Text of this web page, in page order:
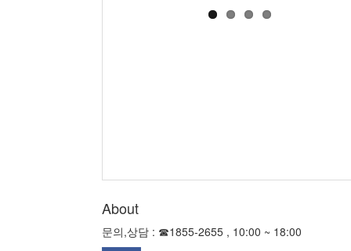
About
문의,상담 : ☎1855-2655 , 10:00 ~ 18:00